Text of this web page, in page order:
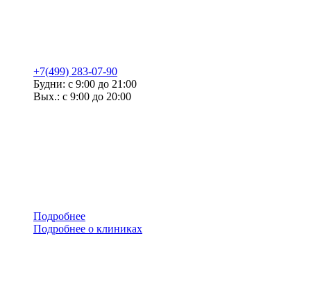
+7(499) 283-07-90
Будни: с 9:00 до 21:00
Вых.: с 9:00 до 20:00
Подробнее
Подробнее о клиниках